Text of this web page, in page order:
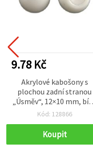
9.78 Kč
Akrylové kabošony s
plochou zadní stranou
„Úsměv“, 12×10 mm,
balení 20 ks — pro výrobu
scrapbooking
Kód: 128866
Koupit